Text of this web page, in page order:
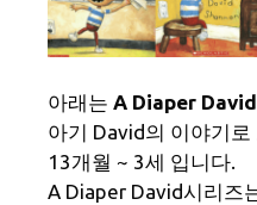
아래는 A Diaper
아기 David의 이야기
13개월 ~ 3세 입니다.
A Diaper David시리즈